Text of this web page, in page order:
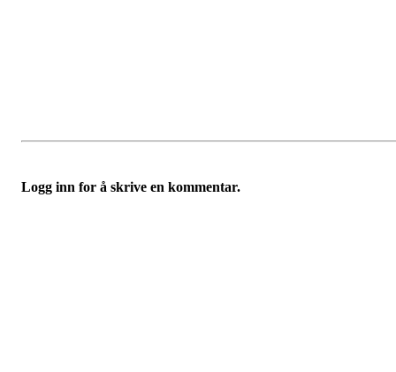
Logg inn for å skrive en kommentar.